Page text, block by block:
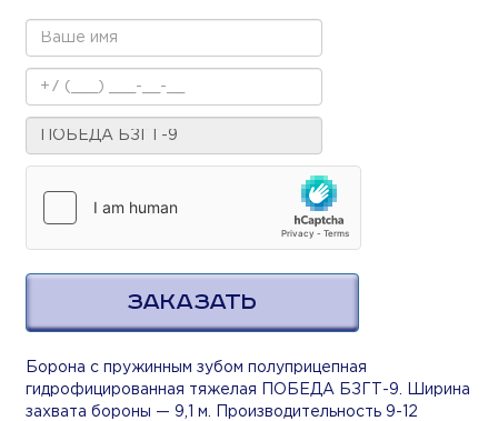
ЗАКАЗАТЬ
Борона с пружинным зубом полуприцепная
гидрофицированная тяжелая ПОБЕДА БЗГТ-9. Ширина
захвата бороны — 9,1 м. Производительность 9-12